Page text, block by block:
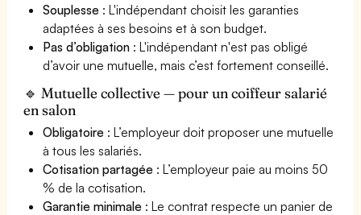
Souplesse : L'indépendant choisit les garanties
adaptées à ses besoins et à son budget.
Pas d’obligation : L'indépendant n'est pas obligé
d’avoir une mutuelle, mais c’est fortement conseillé.
🔹 Mutuelle collective — pour un coiffeur salarié
en salon
Obligatoire : L’employeur doit proposer une mutuelle
à tous les salariés.
Cotisation partagée : L’employeur paie au moins 50
% de la cotisation.
Garantie minimale : Le contrat respecte un panier de